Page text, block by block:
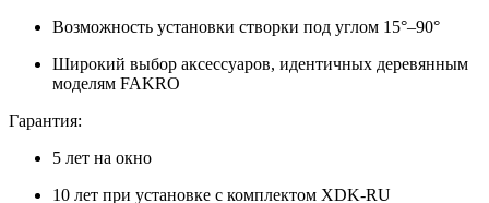
Возможность установки створки под углом 15°–90°
Широкий выбор аксессуаров, идентичных деревянным
моделям FAKRO
Гарантия:
5 лет на окно
10 лет при установке с комплектом XDK-RU